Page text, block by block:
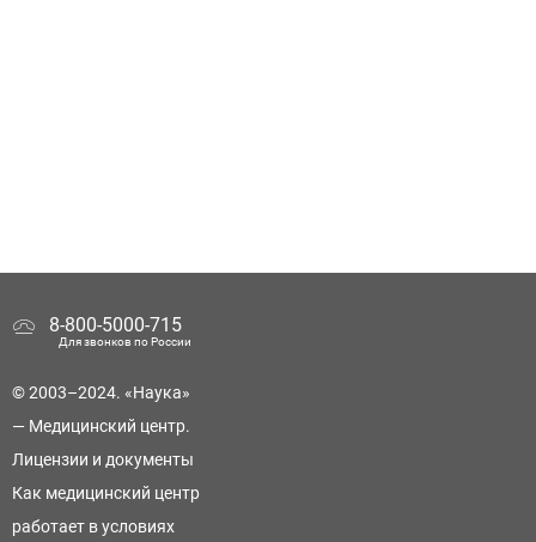
8-800-5000-715
Для звонков по России
© 2003–2024. «Наука»
— Медицинский центр.
Лицензии и документы
Как медицинский центр
работает в условиях